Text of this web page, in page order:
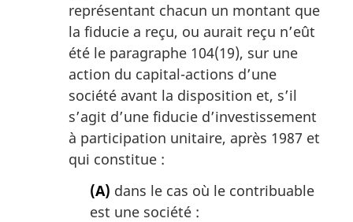
représentant chacun un montant que
la fiducie a reçu, ou aurait reçu n’eût
été le paragraphe 104(19), sur une
action du capital-actions d’une
société avant la disposition et, s’il
s’agit d’une fiducie d’investissement
à participation unitaire, après 1987 et
qui constitue :
(A) dans le cas où le contribuable
est une société :